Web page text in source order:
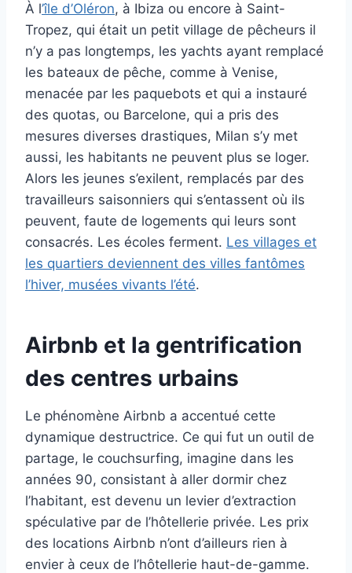
À l’île d’Oléron, à Ibiza ou encore à Saint-
Tropez, qui était un petit village de pêcheurs il
n’y a pas longtemps, les yachts ayant remplacé
les bateaux de pêche, comme à Venise,
menacée par les paquebots et qui a instauré
des quotas, ou Barcelone, qui a pris des
mesures diverses drastiques, Milan s’y met
aussi, les habitants ne peuvent plus se loger.
Alors les jeunes s’exilent, remplacés par des
travailleurs saisonniers qui s’entassent où ils
peuvent, faute de logements qui leurs sont
consacrés. Les écoles ferment. Les villages et
les quartiers deviennent des villes fantômes
l’hiver, musées vivants l’été.
Airbnb et la gentrification
des centres urbains
Le phénomène Airbnb a accentué cette
dynamique destructrice. Ce qui fut un outil de
partage, le couchsurfing, imagine dans les
années 90, consistant à aller dormir chez
l’habitant, est devenu un levier d’extraction
spéculative par de l’hôtellerie privée. Les prix
des locations Airbnb n’ont d’ailleurs rien à
envier à ceux de l’hôtellerie haut-de-gamme.